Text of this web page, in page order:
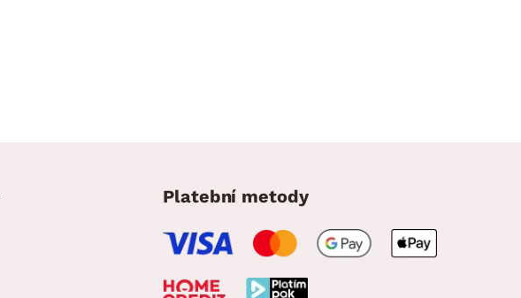
Platební metody